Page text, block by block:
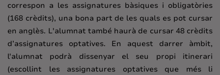
correspon a les assignatures bàsiques i obligatòries
(168 crèdits), una bona part de les quals es pot cursar
en anglès. L'alumnat també haurà de cursar 48 crèdits
d’assignatures optatives. En aquest darrer àmbit,
l'alumnat podrà dissenyar el seu propi itinerari
(escollint les assignatures optatives que més li